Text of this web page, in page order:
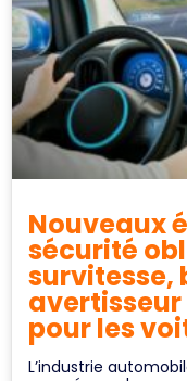
Nouveaux
sécurité
survitesse,
pour les
L’industrie